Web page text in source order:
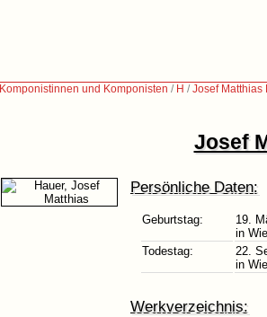
Komponistinnen und Komponisten / H /Josef Matthias
Josef
Persönliche Daten:
Geburtstag:
19.
in
Todestag:
22.
in
Werkverzeichnis: